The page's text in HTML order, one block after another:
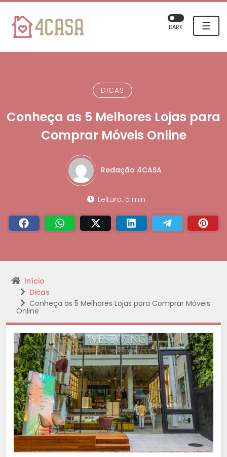
☰
DARK
DICAS
Conheça as 5 Melhores Lojas para
Comprar Móveis Online
Redação 4CASA
Leitura: 5 min
Início
Dicas
Conheça as 5 Melhores Lojas para Comprar Móveis
Online